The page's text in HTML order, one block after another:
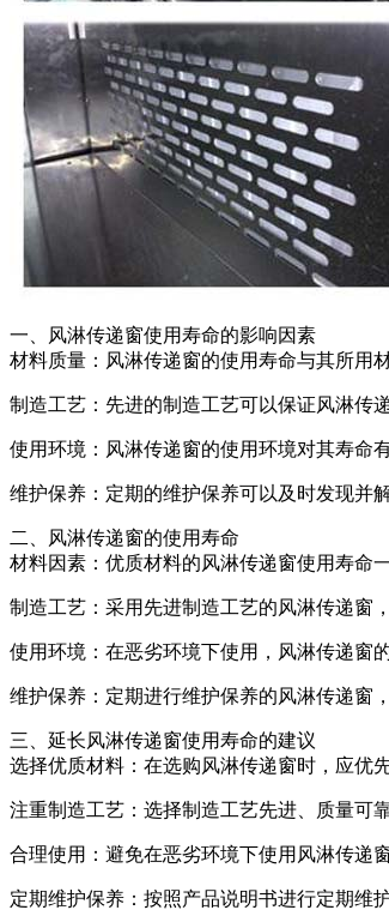
一、风淋传递窗使用寿命的影响因素
材料质量：风淋传递窗的使用寿命与其所用
制造工艺：先进的制造工艺可以保证风淋传
使用环境：风淋传递窗的使用环境对其寿命
维护保养：定期的维护保养可以及时发现并
二、风淋传递窗的使用寿命
材料因素：优质材料的风淋传递窗使用寿命
制造工艺：采用先进制造工艺的风淋传递窗
使用环境：在恶劣环境下使用，风淋传递窗
维护保养：定期进行维护保养的风淋传递窗
三、延长风淋传递窗使用寿命的建议
选择优质材料：在选购风淋传递窗时，应优
注重制造工艺：选择制造工艺先进、质量可靠
合理使用：避免在恶劣环境下使用风淋传递
定期维护保养：按照产品说明书进行定期维